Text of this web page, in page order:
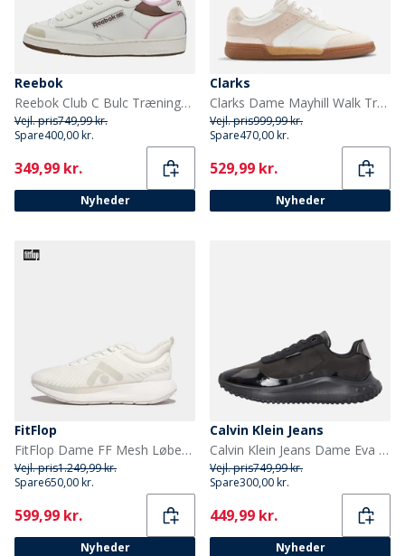
Reebok
Reebok Club C Bulc Træningssko Chalk/Astro Rose/Utility Brown
Vejl. pris749,99 kr.
Spare400,00 kr.
Current
349,99 kr.
Nyheder
Clarks
Clarks Dame Mayhill Walk Træningssko White Combi
Vejl. pris999,99 kr.
Spare470,00 kr.
Current
529,99 kr.
Nyheder
FitFlop
FitFlop Dame FF Mesh Løbesko Urban White
Vejl. pris1.249,99 kr.
Spare650,00 kr.
Current
599,99 kr.
Nyheder
Calvin Klein Jeans
Calvin Klein Jeans Dame Eva Runner Sneakers Triple Black
Vejl. pris749,99 kr.
Spare300,00 kr.
Current
449,99 kr.
Nyheder